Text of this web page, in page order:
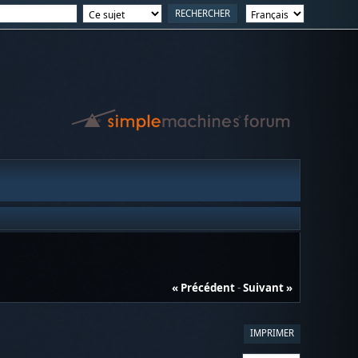
« Précédent-Suivant »
IMPRIMER